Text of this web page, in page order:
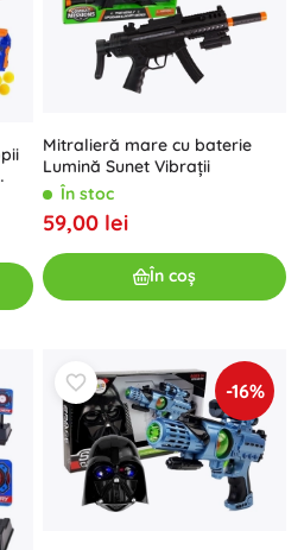
Mitralieră mare cu baterie
Lumină Sunet Vibrații
În stoc
59,00 lei
În coș
-16%